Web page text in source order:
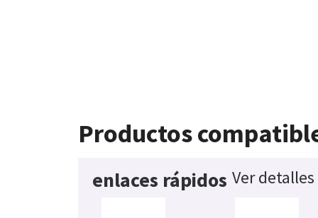
Productos
enlaces rápidos Ver